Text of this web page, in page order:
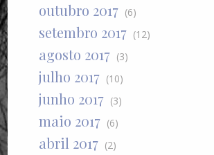
outubro 2017 (6)
setembro 2017 (12)
agosto 2017 (3)
julho 2017 (10)
junho 2017 (3)
maio 2017 (6)
abril 2017 (2)